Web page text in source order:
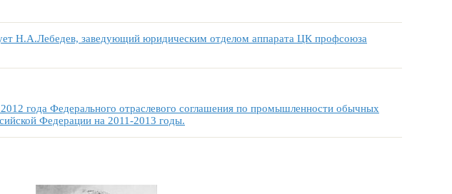
Н.А.Лебедев, заведующий юридическим отделом аппарата ЦК профсоюза
года Федерального отраслевого соглашения по промышленности обычных
Федерации на 2011-2013 годы.